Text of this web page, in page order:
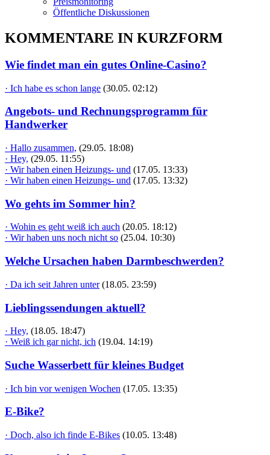
Öffentliche Diskussionen
KOMMENTARE IN KURZFORM
Wie findet man ein gutes Online-Casino?
· Ich habe es schon lange (30.05. 02:12)
Angebots- und Rechnungsprogramm für
Handwerker
· Hallo zusammen, (29.05. 18:08)
· Hey, (29.05. 11:55)
· Wir haben einen Heizungs- und (17.05. 13:33)
· Wir haben einen Heizungs- und (17.05. 13:32)
Wo gehts im Sommer hin?
· Wohin es geht weiß ich auch (20.05. 18:12)
· Wir haben uns noch nicht so (25.04. 10:30)
Welche Ursachen haben Darmbeschwerden?
· Da ich seit Jahren unter (18.05. 23:59)
Lieblingssendungen aktuell?
· Hey, (18.05. 18:47)
· Weiß ich gar nicht, ich (19.04. 14:19)
Suche Wasserbett für kleines Budget
· Ich bin vor wenigen Wochen (17.05. 13:35)
E-Bike?
· Doch, also ich finde E-Bikes (10.05. 13:48)